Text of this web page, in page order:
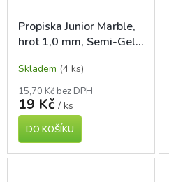
Propiska Junior Marble,
hrot 1,0 mm, Semi-Gel
Skladem (4 ks)
15,70 Kč bez DPH
19 Kč / ks
DO KOŠÍKU